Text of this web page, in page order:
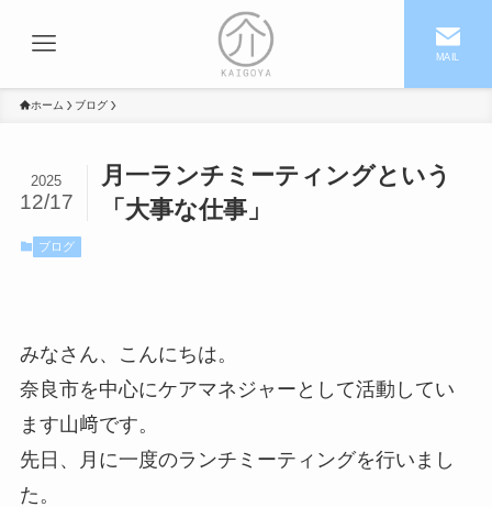
MAIL
ホーム ブログ
月一ランチミーティングという
「大事な仕事」
2025
12/17
ブログ
みなさん、こんにちは。
奈良市を中心にケアマネジャーとして活動してい
ます山﨑です。
先日、月に一度のランチミーティングを行いまし
た。